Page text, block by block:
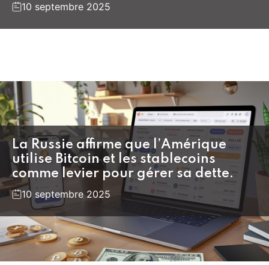
10 septembre 2025
La Russie affirme que l’Amérique
utilise Bitcoin et les stablecoins
comme levier pour gérer sa dette.
10 septembre 2025